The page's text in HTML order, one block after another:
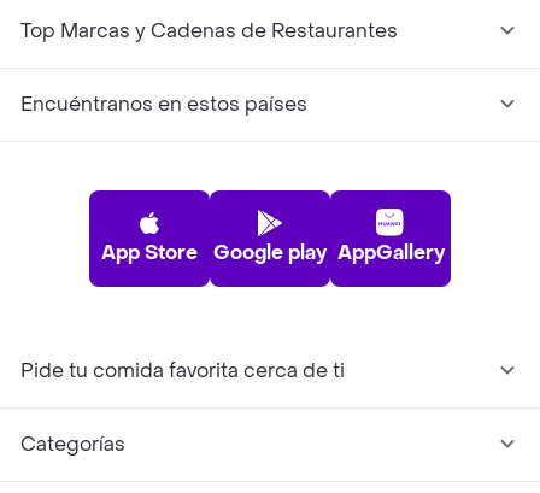
Top Marcas y Cadenas de Restaurantes
Encuéntranos en estos países
App Store Google play AppGallery
Pide tu comida favorita cerca de ti
Categorías